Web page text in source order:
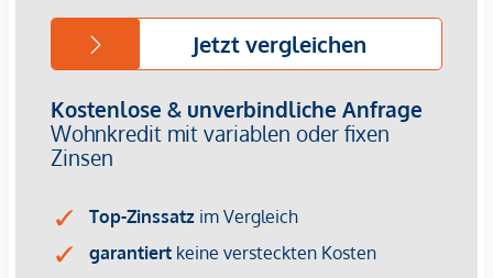
Wohnzimmer & Terrasse sonnenseitig ausgerichtet
Zwei Kinderzimmer mit Südwestlage
Küche & Schlafzimmer im OG nach Norden
(angenehm kühl im Sommer)
Viel Platz für Familie, Freizeit & Gartenleben
Flexible Nutzung der Kellerräume (Hobby, Lager,
Einbau neuer dreifachverglaster Fenster
Installation einer Wärmepumpe